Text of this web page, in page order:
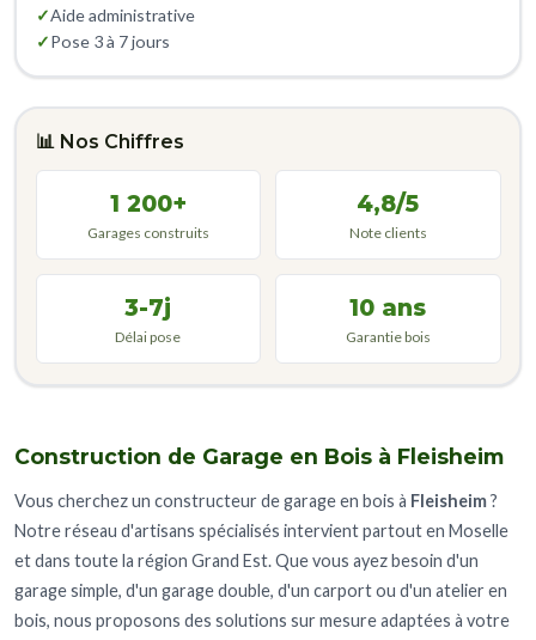
Construction de Garage en Bois à Fleisheim
Vous cherchez un constructeur de garage en bois à Fleisheim?
Notre réseau d'artisans spécialisés intervient partout en Moselle
et dans toute la région Grand Est. Que vous ayez besoin d'un
garage simple, d'un garage double, d'un carport ou d'un atelier en
bois, nous proposons des solutions sur mesure adaptées à votre
✓Aide administrative
✓Pose 3 à 7 jours
📊 Nos Chiffres
1 200+
Garages construits
4,8/5
Note clients
3-7j
Délai pose
10 ans
Garantie bois